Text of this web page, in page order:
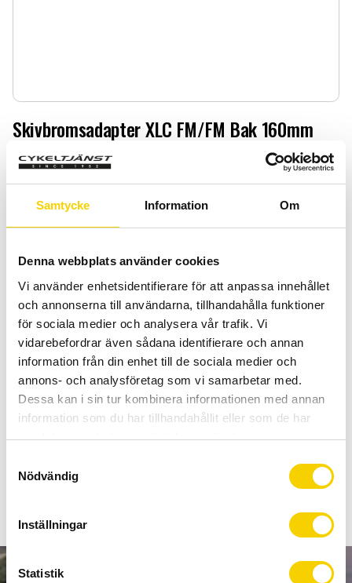
Samtycke Information Om
Denna webbplats använder cookies
Vi använder enhetsidentifierare för att anpassa innehållet
och annonserna till användarna, tillhandahålla funktioner
för sociala medier och analysera vår trafik. Vi
vidarebefordrar även sådana identifierare och annan
information från din enhet till de sociala medier och
annons- och analysföretag som vi samarbetar med.
Dessa kan i sin tur kombinera informationen med annan
information som du har tillhandahållit eller som de har
samlat in när du har använt deras tjänster.
c
k
Nödvändig
Inställningar
Statistik
Skivbromsadapter XLC FM/FM Bak 160mm
Skivbromsadapter XLC FM/FM Bak 160mm
119:-
Quantity
-
BUY
Add
Certifierad cykelservice & Shimano Service Center
Stock status
4 pc. in stock